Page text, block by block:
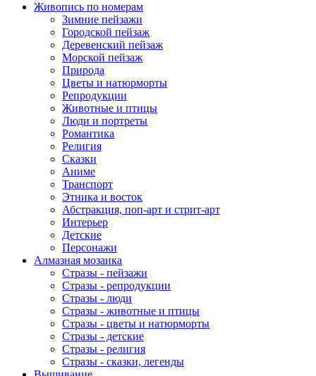
Живопись по номерам
Зимние пейзажи
Городской пейзаж
Деревенский пейзаж
Морской пейзаж
Природа
Цветы и натюрморты
Репродукции
Животные и птицы
Люди и портреты
Романтика
Религия
Сказки
Аниме
Транспорт
Этника и восток
Абстракция, поп-арт и стрит-арт
Интерьер
Детские
Персонажи
Алмазная мозаика
Стразы - пейзажи
Стразы - репродукции
Стразы - люди
Стразы - животные и птицы
Стразы - цветы и натюрморты
Стразы - детские
Стразы - религия
Стразы - сказки, легенды